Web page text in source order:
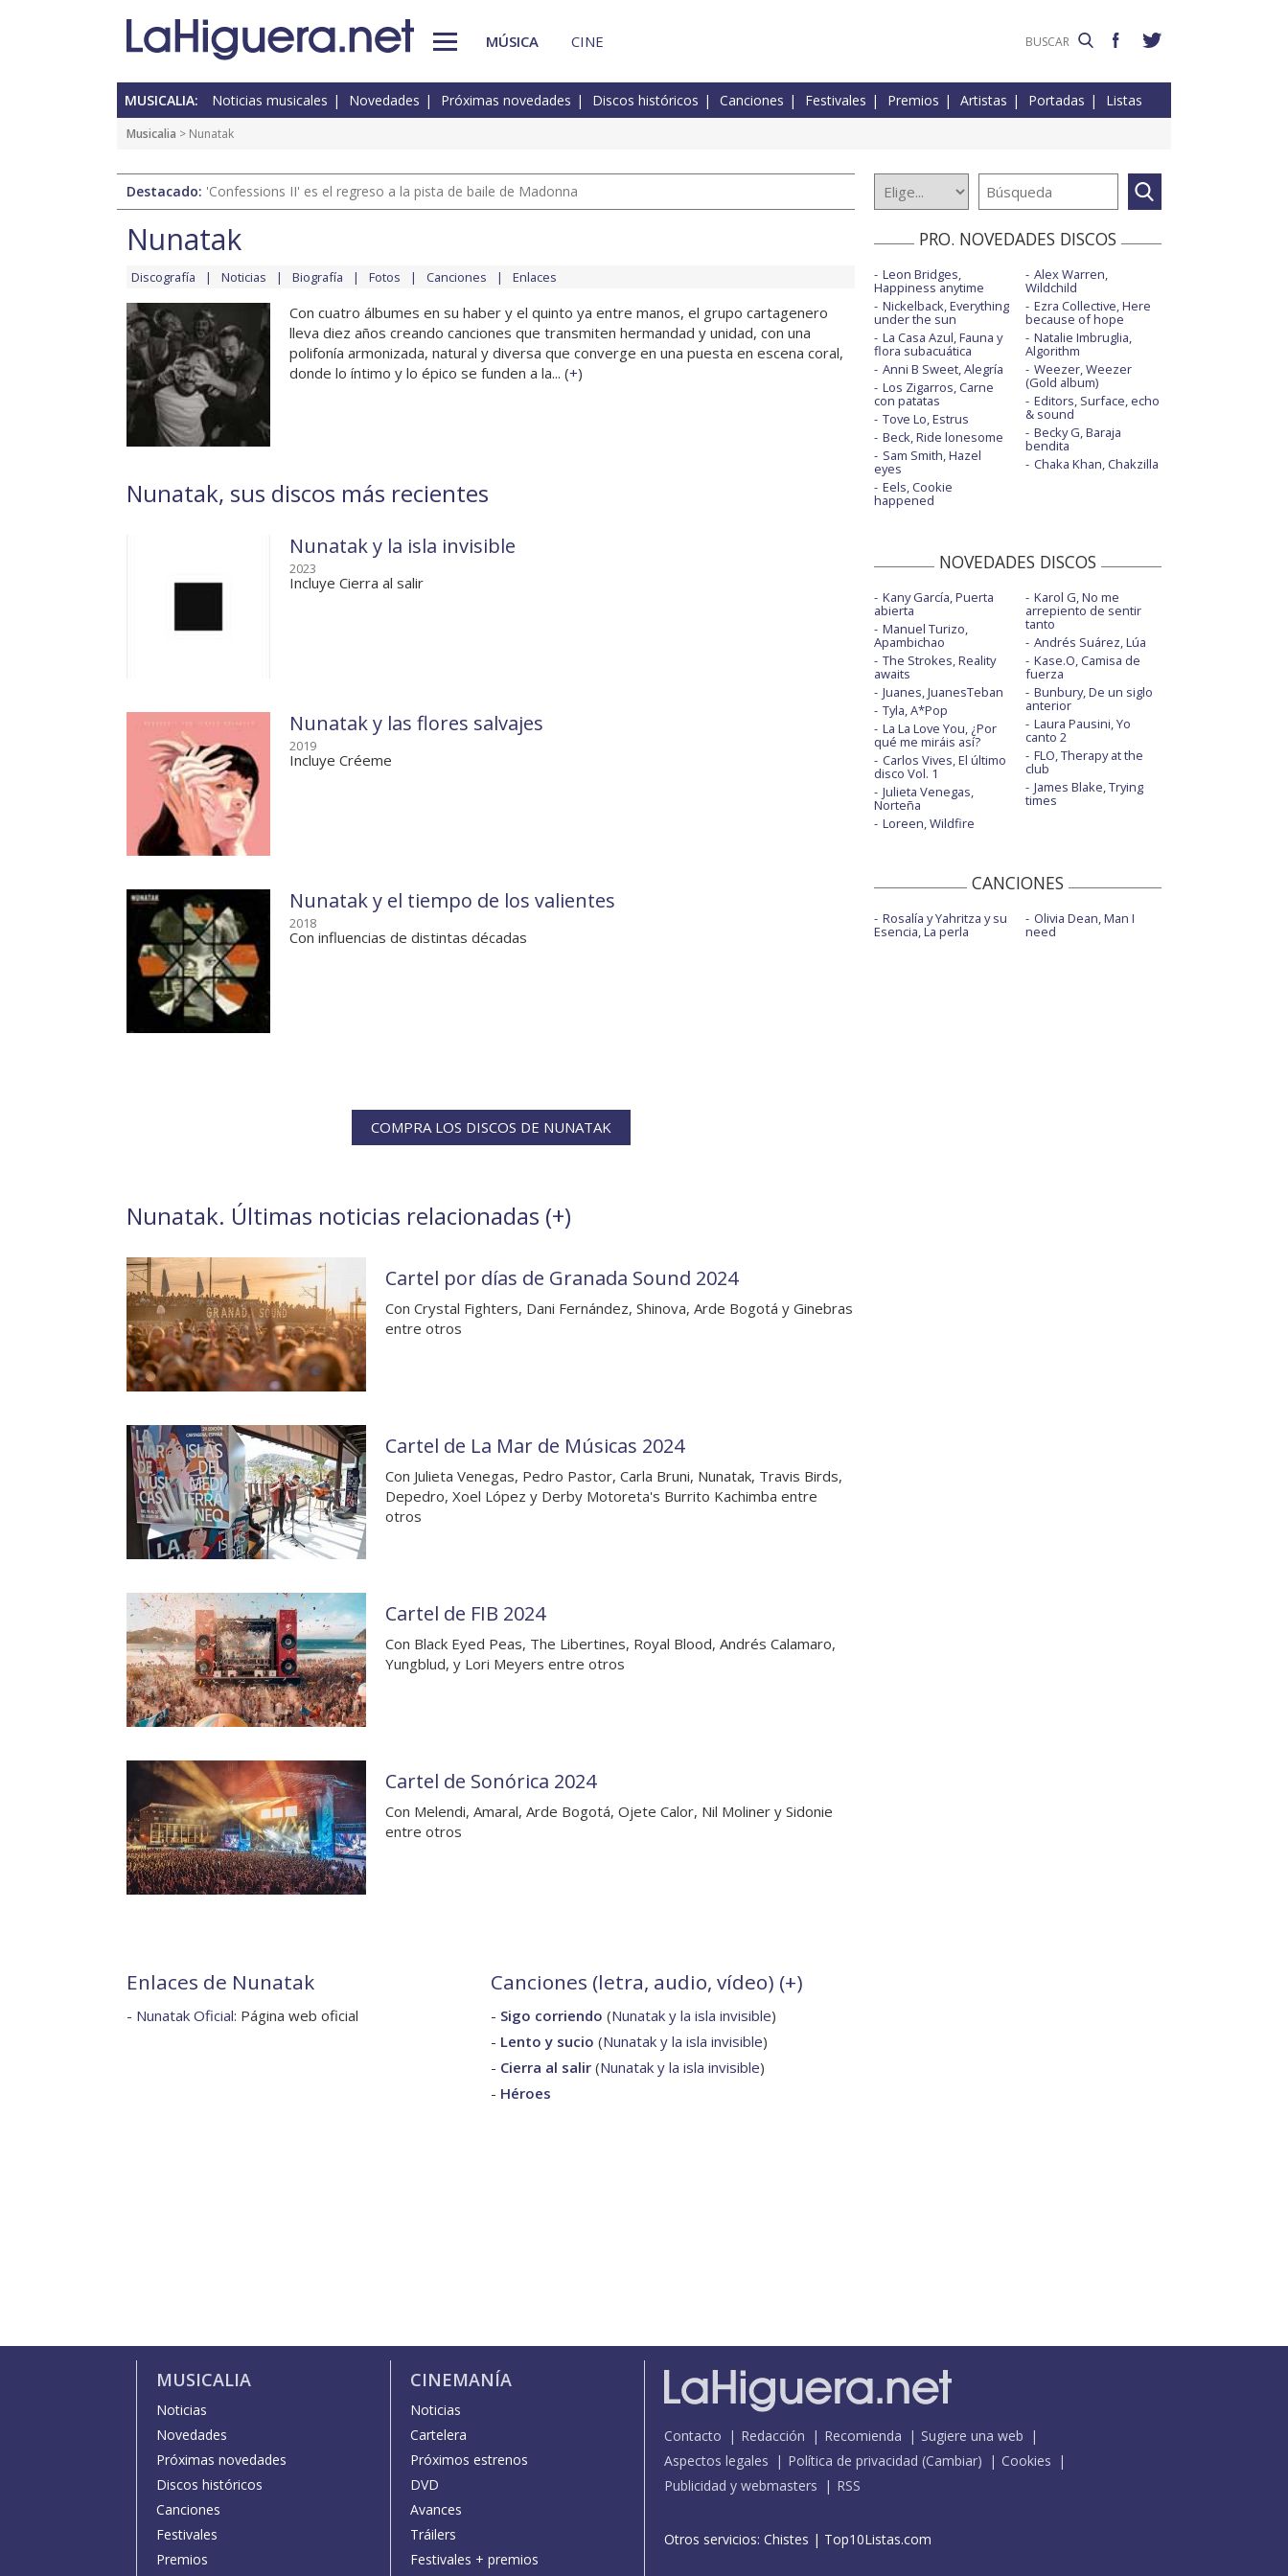
MÚSICA CINE
MUSICALIA: Noticias musicales Novedades Próximas novedades Discos históricos Canciones Festivales Premios Artistas Portadas Listas
Musicalia > Nunatak
Destacado: 'Confessions II' es el regreso a la pista de baile de Madonna
Nunatak
Discografía Noticias Biografía Fotos Canciones Enlaces
Con cuatro álbumes en su haber y el quinto ya entre manos, el grupo cartagenero
lleva diez años creando canciones que transmiten hermandad y unidad, con una
polifonía armonizada, natural y diversa que converge en una puesta en escena coral,
donde lo íntimo y lo épico se funden a la... (+)
Nunatak, sus discos más recientes
Nunatak y la isla invisible
2023
Incluye Cierra al salir
Nunatak y las flores salvajes
2019
Incluye Créeme
Nunatak y el tiempo de los valientes
2018
Con influencias de distintas décadas
COMPRA LOS DISCOS DE NUNATAK
Nunatak. Últimas noticias relacionadas (+)
Cartel por días de Granada Sound 2024
Con Crystal Fighters, Dani Fernández, Shinova, Arde Bogotá y Ginebras
entre otros
Cartel de La Mar de Músicas 2024
Con Julieta Venegas, Pedro Pastor, Carla Bruni, Nunatak, Travis Birds,
Depedro, Xoel López y Derby Motoreta's Burrito Kachimba entre
otros
Cartel de FIB 2024
Con Black Eyed Peas, The Libertines, Royal Blood, Andrés Calamaro,
Yungblud, y Lori Meyers entre otros
Cartel de Sonórica 2024
Con Melendi, Amaral, Arde Bogotá, Ojete Calor, Nil Moliner y Sidonie
entre otros
Enlaces de Nunatak
- Nunatak Oficial: Página web oficial
Canciones (letra, audio, vídeo) (+)
- Sigo corriendo (Nunatak y la isla invisible)
- Lento y sucio (Nunatak y la isla invisible)
- Cierra al salir (Nunatak y la isla invisible)
- Héroes
PRO. NOVEDADES DISCOS
Leon Bridges,
Happiness anytime
Nickelback, Everything
under the sun
La Casa Azul, Fauna y
flora subacuática
Anni B Sweet, Alegría
Los Zigarros, Carne
con patatas
Tove Lo, Estrus
Beck, Ride lonesome
Sam Smith, Hazel
eyes
Eels, Cookie
happened
Alex Warren,
Wildchild
Ezra Collective, Here
because of hope
Natalie Imbruglia,
Algorithm
Weezer, Weezer
(Gold album)
Editors, Surface, echo
& sound
Becky G, Baraja
bendita
Chaka Khan, Chakzilla
NOVEDADES DISCOS
Kany García, Puerta
abierta
Manuel Turizo,
Apambichao
The Strokes, Reality
awaits
Juanes, JuanesTeban
Tyla, A*Pop
La La Love You, ¿Por
qué me miráis así?
Carlos Vives, El último
disco Vol. 1
Julieta Venegas,
Norteña
Loreen, Wildfire
Karol G, No me
arrepiento de sentir
tanto
Andrés Suárez, Lúa
Kase.O, Camisa de
fuerza
Bunbury, De un siglo
anterior
Laura Pausini, Yo
canto 2
FLO, Therapy at the
club
James Blake, Trying
times
CANCIONES
Rosalía y Yahritza y su
Esencia, La perla
Olivia Dean, Man I
need
MUSICALIA
Noticias
Novedades
Próximas novedades
Discos históricos
Canciones
Festivales
Premios
CINEMANÍA
Noticias
Cartelera
Próximos estrenos
DVD
Avances
Tráilers
Festivales + premios
Contacto Redacción Recomienda
Sugiere una web
Aspectos legales
Política de privacidad (Cambiar)
Cookies
Publicidad y webmasters
RSS
Otros servicios: Chistes | Top10Listas.com